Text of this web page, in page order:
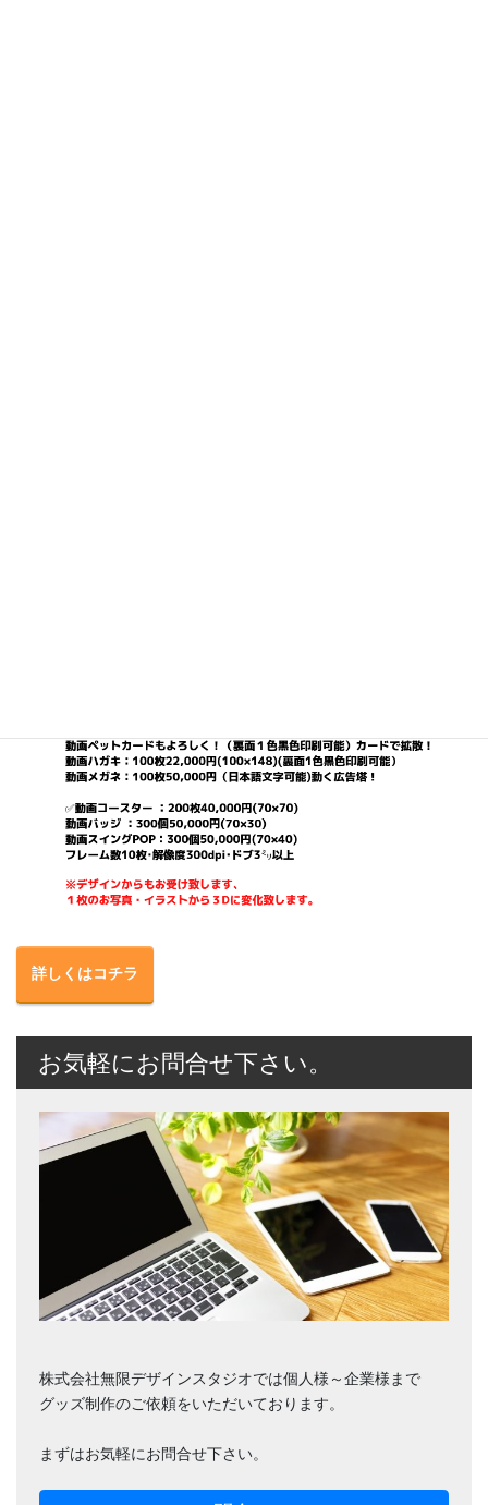
詳しくはコチラ
お気軽にお問合せ下さい。
株式会社無限デザインスタジオでは個人様～企業様まで
グッズ制作のご依頼をいただいております。
まずはお気軽にお問合せ下さい。